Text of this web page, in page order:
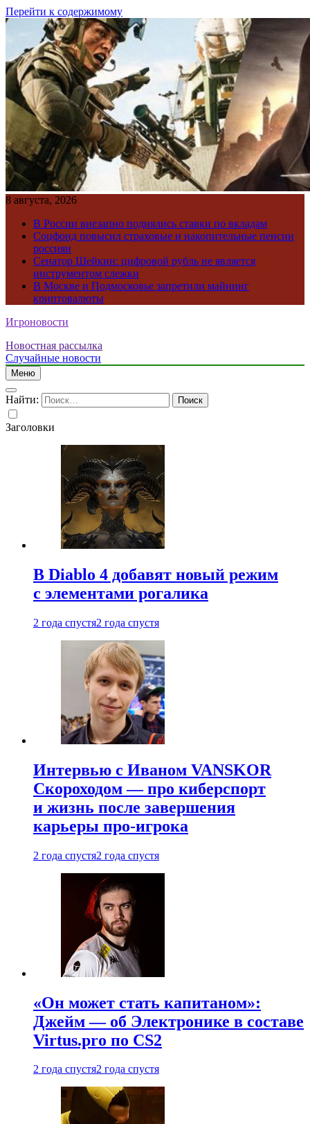
Перейти к содержимому
8 августа, 2026
В России внезапно поднялись ставки по вкладам
Соцфонд повысил страховые и накопительные пенсии
россиян
Сенатор Шейкин: цифровой рубль не является
инструментом слежки
В Москве и Подмосковье запретили майнинг
криптовалюты
Игроновости
Новостная рассылка
Случайные новости
Меню
Найти:
Заголовки
В Diablo 4 добавят новый режим
с элементами рогалика
2 года спустя2 года спустя
Интервью с Иваном VANSKOR
Скороходом — про киберспорт
и жизнь после завершения
карьеры про-игрока
2 года спустя2 года спустя
«Он может стать капитаном»:
Джейм — об Электронике в составе
Virtus.pro по CS2
2 года спустя2 года спустя